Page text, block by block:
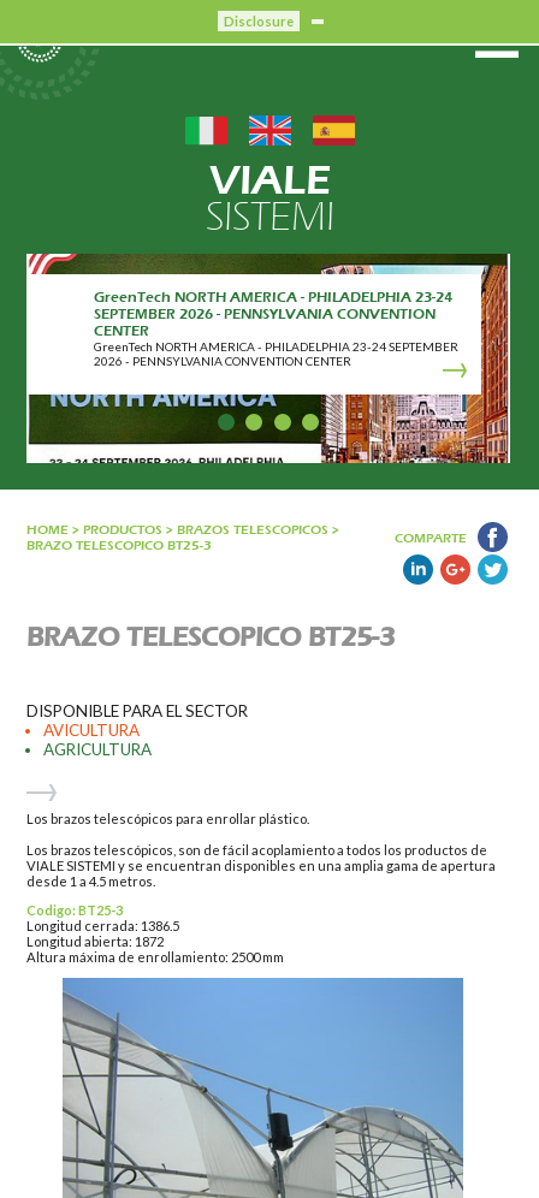
Disclosure
VIALE
SISTEMI
GreenTech NORTH AMERICA - PHILADELPHIA 23-24
SEPTEMBER 2026 - PENNSYLVANIA CONVENTION
CENTER
GreenTech NORTH AMERICA - PHILADELPHIA 23-24 SEPTEMBER
2026 - PENNSYLVANIA CONVENTION CENTER
HOME > PRODUCTOS > BRAZOS TELESCOPICOS >
BRAZO TELESCOPICO BT25-3
COMPARTE
BRAZO TELESCOPICO BT25-3
DISPONIBLE PARA EL SECTOR
AVICULTURA
AGRICULTURA
Los brazos telescópicos para enrollar plástico.
Los brazos telescópicos, son de fácil acoplamiento a todos los productos de
VIALE SISTEMI y se encuentran disponibles en una amplia gama de apertura
desde 1 a 4.5 metros.
Codigo: BT25-3
Longitud cerrada: 1386.5
Longitud abierta: 1872
Altura máxima de enrollamiento: 2500 mm